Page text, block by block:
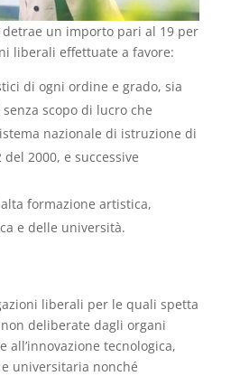
detrae un importo pari al 19 per
liberali effettuate a favore:
di ogni ordine e grado, sia
scopo di lucro che
nazionale di istruzione di
2000, e successive
formazione artistica,
e delle università.
liberali per le quali spetta
deliberate dagli organi
all’innovazione tecnologica,
universitaria nonché